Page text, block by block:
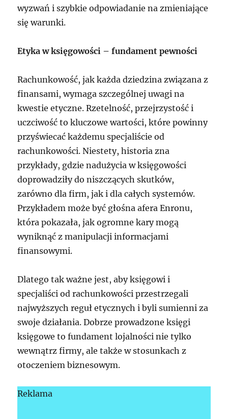
wyzwań i szybkie odpowiadanie na zmieniające
się warunki.
Etyka w księgowości – fundament pewności
Rachunkowość, jak każda dziedzina związana z
finansami, wymaga szczególnej uwagi na
kwestie etyczne. Rzetelność, przejrzystość i
uczciwość to kluczowe wartości, które powinny
przyświecać każdemu specjaliście od
rachunkowości. Niestety, historia zna
przykłady, gdzie nadużycia w księgowości
doprowadziły do niszczących skutków,
zarówno dla firm, jak i dla całych systemów.
Przykładem może być głośna afera Enronu,
która pokazała, jak ogromne kary mogą
wyniknąć z manipulacji informacjami
finansowymi.
Dlatego tak ważne jest, aby księgowi i
specjaliści od rachunkowości przestrzegali
najwyższych reguł etycznych i byli sumienni za
swoje działania. Dobrze prowadzone księgi
księgowe to fundament lojalności nie tylko
wewnątrz firmy, ale także w stosunkach z
otoczeniem biznesowym.
Reklama